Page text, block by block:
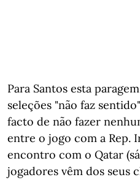
Para Santos esta
seleções "não faz
facto de não fazer
entre o jogo com a Rep.
encontro com o Qatar
jogadores vêm dos seus